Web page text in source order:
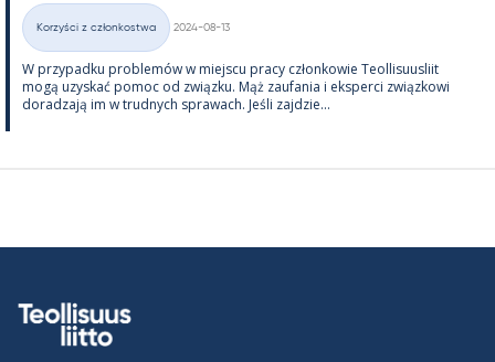
Kategorie
Korzyści z członkostwa
2024-08-13
W przy­padku problemów w miejscu pracy człon­kowie Teol­li­suus­liit
mogą uzys­kać po­moc od związku. Mąż zau­fa­nia i eks­perci związ­kowi
do­radzają im w trud­nych sprawach. Jeśli zajdzie...